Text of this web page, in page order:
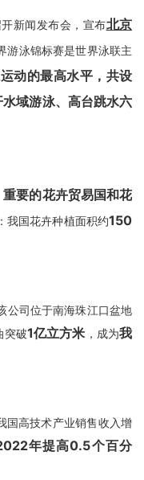
新闻发布会，宣布北京
游泳锦标赛是世界泳联主
动的最高水平，共设
域游泳、高台跳水六
要的花卉贸易国和花
我国花卉种植面积约150
公司位于南海珠江口盆地
突破1亿立方米 ，成为我
国高技术产业销售收入增
年提高0.5个百分